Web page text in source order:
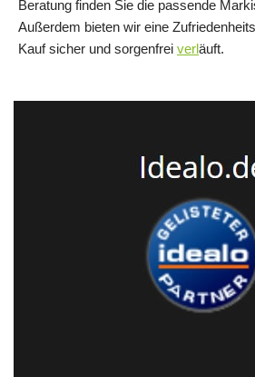
Beratung finden Sie die passende
Außerdem bieten wir eine
Kauf sicher und sorgenfrei verläuft.